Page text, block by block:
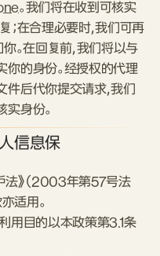
。我们将在收到可核实
在合理必要时，我们可再
。在回复前，我们将以与
的身份。经授权的代理
后代你提交请求，我们
身份。
信息保
法》（2003年第57号法
适用。
用目的以本政策第3.1条